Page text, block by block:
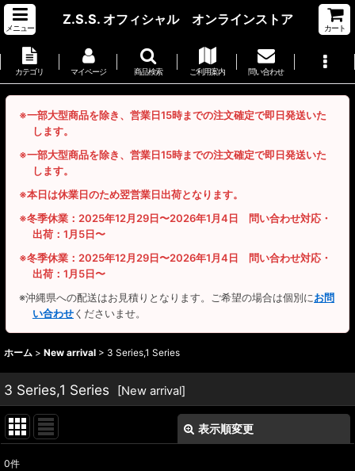
メニュー
Z.S.S. オフィシャル オンラインストア
カート
カテゴリ マイページ 商品検索 ご利用案内 問い合わせ
※一部大型商品を除き、営業日15時までの注文確定で即日発送いた
します。
※一部大型商品を除き、営業日15時までの注文確定で即日発送いた
します。
※本日は休業日のため翌営業日出荷となります。
※冬季休業：2025年12月29日〜2026年1月4日 問い合わせ対応・
出荷：1月5日〜
※冬季休業：2025年12月29日〜2026年1月4日 問い合わせ対応・
出荷：1月5日〜
※沖縄県への配送はお見積りとなります。ご希望の場合は個別にお問
い合わせくださいませ。
ホーム > New arrival > 3 Series,1 Series
3 Series,1 Series [New arrival]
表示順変更
0件